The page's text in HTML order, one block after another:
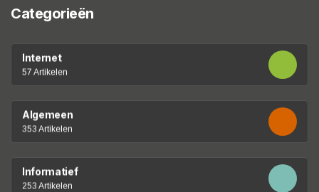
Categorieën
Internet
57 Artikelen
Algemeen
353 Artikelen
Informatief
253 Artikelen